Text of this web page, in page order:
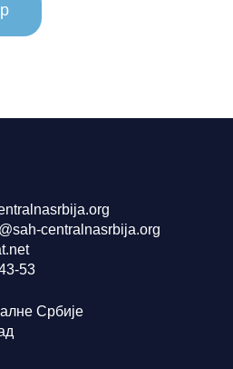
centralnasrbija.org
53
Србије